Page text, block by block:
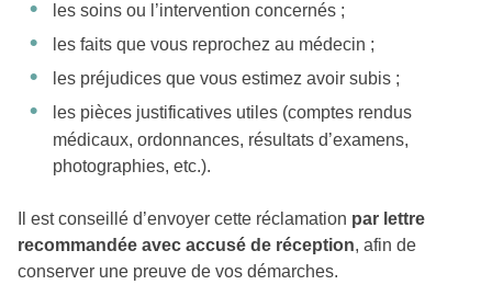
les soins ou l’intervention concernés ;
les faits que vous reprochez au médecin ;
les préjudices que vous estimez avoir subis ;
les pièces justificatives utiles (comptes rendus
médicaux, ordonnances, résultats d’examens,
photographies, etc.).
Il est conseillé d’envoyer cette réclamation par lettre
recommandée avec accusé de réception, afin de
conserver une preuve de vos démarches.